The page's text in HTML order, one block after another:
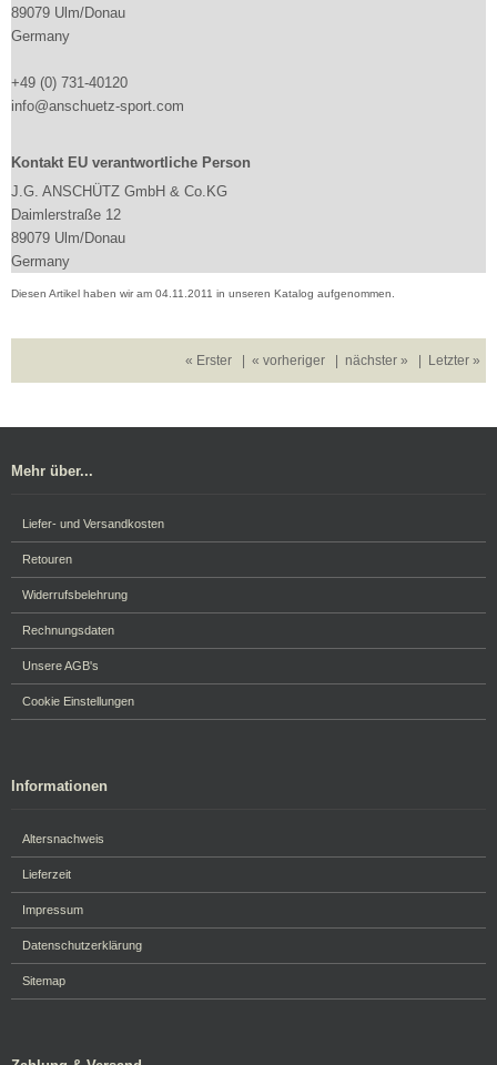
89079 Ulm/Donau
Germany
+49 (0) 731-40120
info@anschuetz-sport.com
Kontakt EU verantwortliche Person
J.G. ANSCHÜTZ GmbH & Co.KG
Daimlerstraße 12
89079 Ulm/Donau
Germany
Diesen Artikel haben wir am 04.11.2011 in unseren Katalog aufgenommen.
« Erster | « vorheriger | nächster » | Letzter »
Mehr über...
Liefer- und Versandkosten
Retouren
Widerrufsbelehrung
Rechnungsdaten
Unsere AGB's
Cookie Einstellungen
Informationen
Altersnachweis
Lieferzeit
Impressum
Datenschutzerklärung
Sitemap